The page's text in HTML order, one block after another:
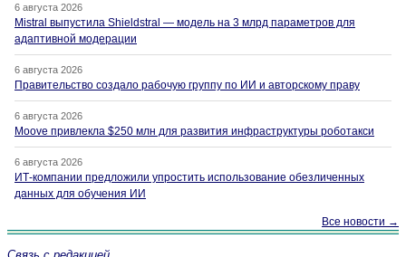
6 августа 2026
Mistral выпустила Shieldstral — модель на 3 млрд параметров для
адаптивной модерации
6 августа 2026
Правительство создало рабочую группу по ИИ и авторскому праву
6 августа 2026
Moove привлекла $250 млн для развития инфраструктуры роботакси
6 августа 2026
ИТ-компании предложили упростить использование обезличенных
данных для обучения ИИ
Все новости →